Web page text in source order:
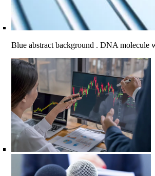
Blue abstract background . DNA molecule